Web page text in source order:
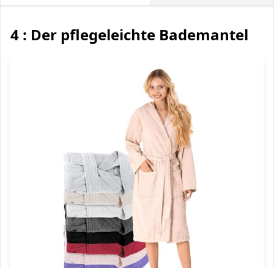
4 : Der pflegeleichte Bademantel